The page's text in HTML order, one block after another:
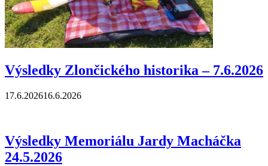
Výsledky Zlončického historika – 7.6.2026
17.6.202616.6.2026
Výsledky Memoriálu Jardy Macháčka
24.5.2026